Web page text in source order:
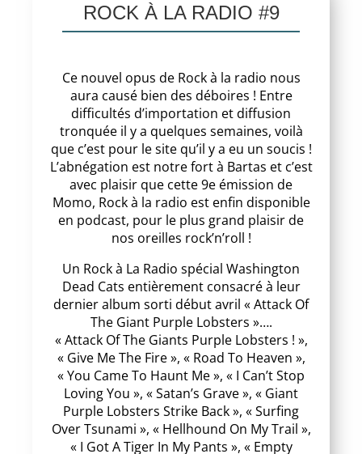
ROCK À LA RADIO #9
Ce nouvel opus de Rock à la radio nous
aura causé bien des déboires ! Entre
difficultés d’importation et diffusion
tronquée il y a quelques semaines, voilà
que c’est pour le site qu’il y a eu un soucis !
L’abnégation est notre fort à Bartas et c’est
avec plaisir que cette 9e émission de
Momo, Rock à la radio est enfin disponible
en podcast, pour le plus grand plaisir de
nos oreilles rock’n’roll !
Un Rock à La Radio spécial Washington
Dead Cats entièrement consacré à leur
dernier album sorti début avril « Attack Of
The Giant Purple Lobsters »….
« Attack Of The Giants Purple Lobsters ! »,
« Give Me The Fire », « Road To Heaven »,
« You Came To Haunt Me », « I Can’t Stop
Loving You », « Satan’s Grave », « Giant
Purple Lobsters Strike Back », « Surfing
Over Tsunami », « Hellhound On My Trail »,
« I Got A Tiger In My Pants », « Empty